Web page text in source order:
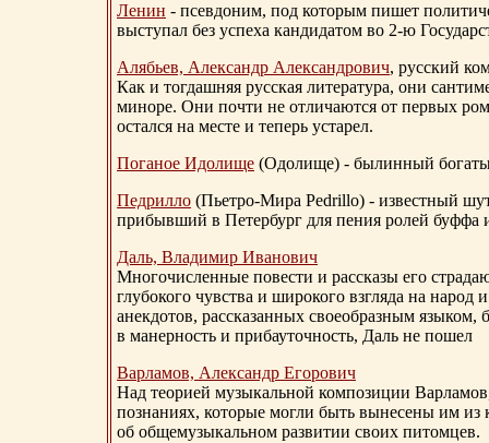
Ленин - псевдоним, под которым пишет
выступал без успеха кандидатом во 2-ю
Алябьев, Александр Александрович, русский
Как и тогдашняя русская литература, они
миноре. Они почти не отличаются от первых
остался на месте и теперь устарел.
Поганое Идолище (Одолище) - былинный
Педрилло (Пьетро-Мира Pedrillo) - известный
прибывший в Петербург для пения ролей буффа
Даль, Владимир Иванович
Многочисленные повести и рассказы его
глубокого чувства и широкого взгляда на
анекдотов, рассказанных своеобразным
в манерность и прибауточность, Даль не пошел
Варламов, Александр Егорович
Над теорией музыкальной композиции
познаниях, которые могли быть вынесены им из
об общемузыкальном развитии своих питомцев.